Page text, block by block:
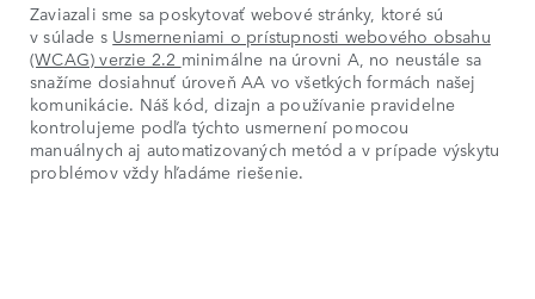
Zaviazali sme sa poskytovať webové stránky, ktoré sú
v súlade s Usmerneniami o prístupnosti webového obsahu
(WCAG) verzie 2.2 minimálne na úrovni A, no neustále sa
snažíme dosiahnuť úroveň AA vo všetkých formách našej
komunikácie. Náš kód, dizajn a používanie pravidelne
kontrolujeme podľa týchto usmernení pomocou
manuálnych aj automatizovaných metód a v prípade výskytu
problémov vždy hľadáme riešenie.